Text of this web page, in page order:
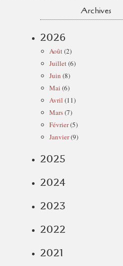
Archives
2026
Août(2)
Juillet(6)
Juin (8)
Mai (6)
Avril (11)
Mars(7)
Février(5)
Janvier(9)
2025
2024
2023
2022
2021